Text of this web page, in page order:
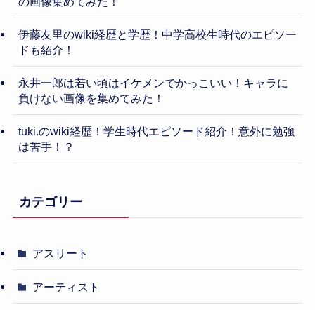
伊藤友里のwiki経歴と学歴！中学高校生時代のエピソー
ドも紹介！
永井一郎は若い頃はイケメンでかっこいい！キャラに
負けない画像を集めてみた！
tuki.のwiki経歴！学生時代エピソード紹介！意外に勉強
は苦手！？
カテゴリー
アスリート
アーティスト